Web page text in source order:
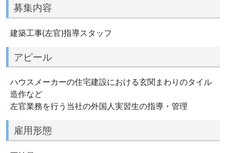
募集内容
建築工事(左官)指導スタッフ
アピール
ハウスメーカーの住宅建設における玄関まわりのタイル
造作など
左官業務を行う当社の外国人実習生の指導・管理
雇用形態